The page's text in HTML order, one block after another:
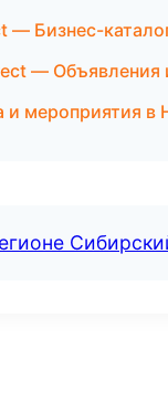
— Бизнес-
— Объявления
мероприятия в